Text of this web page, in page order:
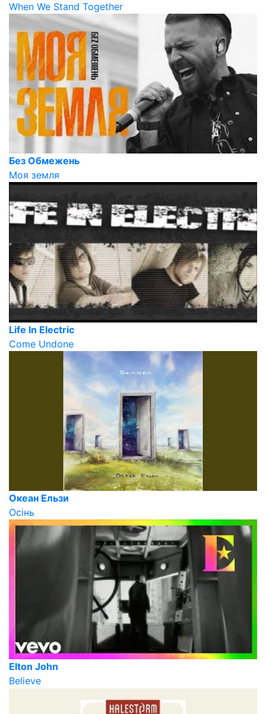
When We Stand Together
Без Обмежень
Моя земля
Life In Electric
Come Undone
Океан Ельзи
Осінь
Elton John
Believe